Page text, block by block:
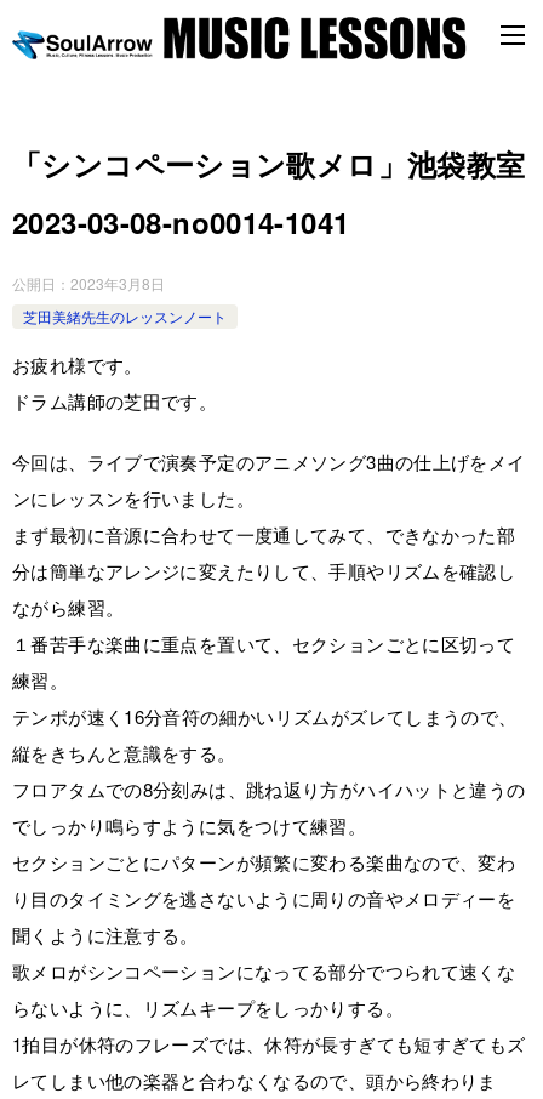
「シンコペーション歌メロ」池袋教室
2023-03-08-no0014-1041
公開日： 2023年3月8日
芝田美緒先生のレッスンノート
お疲れ様です。
ドラム講師の芝田です。
今回は、ライブで演奏予定のアニメソング3曲の仕上げをメイ
ンにレッスンを行いました。
まず最初に音源に合わせて一度通してみて、できなかった部
分は簡単なアレンジに変えたりして、手順やリズムを確認し
ながら練習。
１番苦手な楽曲に重点を置いて、セクションごとに区切って
練習。
テンポが速く16分音符の細かいリズムがズレてしまうので、
縦をきちんと意識をする。
フロアタムでの8分刻みは、跳ね返り方がハイハットと違うの
でしっかり鳴らすように気をつけて練習。
セクションごとにパターンが頻繁に変わる楽曲なので、変わ
り目のタイミングを逃さないように周りの音やメロディーを
聞くように注意する。
歌メロがシンコペーションになってる部分でつられて速くな
らないように、リズムキープをしっかりする。
1拍目が休符のフレーズでは、休符が長すぎても短すぎてもズ
レてしまい他の楽器と合わなくなるので、頭から終わりま